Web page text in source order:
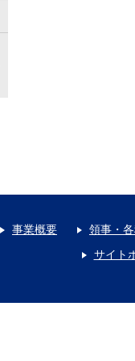
事業概要 領事・
サイト